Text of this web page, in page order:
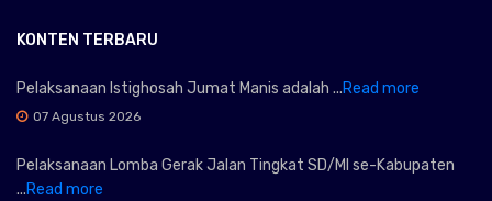
KONTEN TERBARU
Pelaksanaan Istighosah Jumat Manis adalah ...Read more
07 Agustus 2026
Pelaksanaan Lomba Gerak Jalan Tingkat SD/MI se-Kabupaten
...Read more